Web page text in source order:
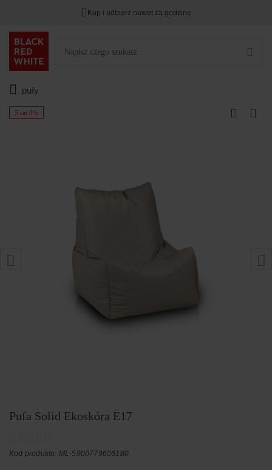
Kup i odbierz nawet za godzinę
pufy
5 rat 0%
Pufa Solid Ekoskóra E17
Kod produktu: ML-5900779606180